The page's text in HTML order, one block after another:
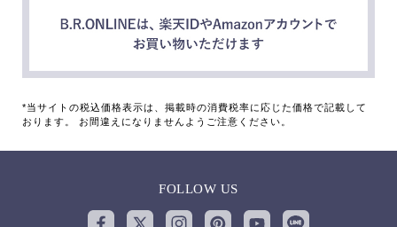
*当サイトの税込価格表示は、掲載時の消費税率に応じた価格で記載して
おります。 お間違えになりませんようご注意ください。
FOLLOW US